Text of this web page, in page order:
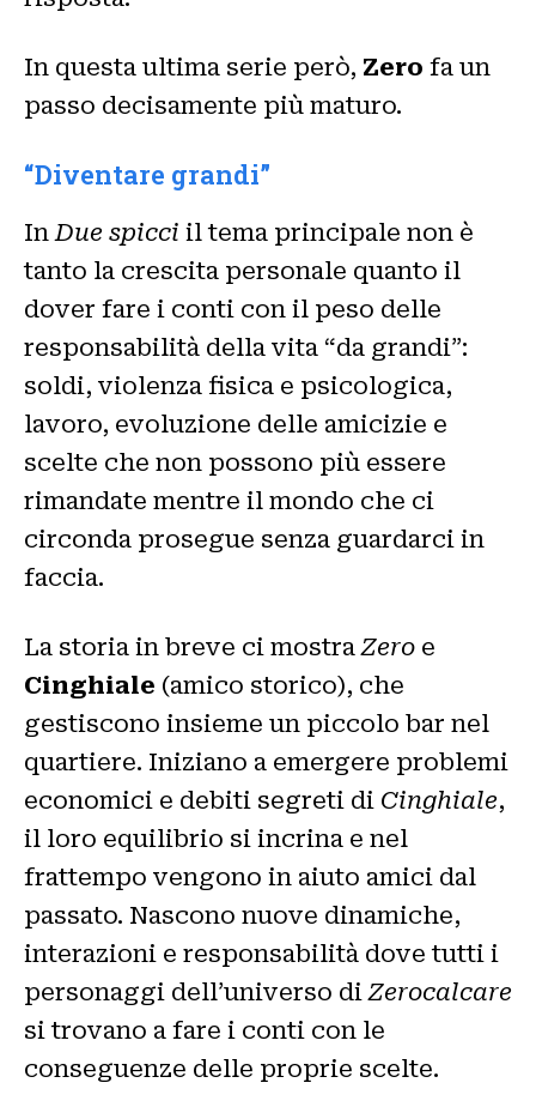
In questa ultima serie però, Zero fa un
passo decisamente più maturo.
“Diventare grandi”
InDue spicci il tema principale non è
tanto la crescita personale quanto il
dover fare i conti con il peso delle
responsabilità della vita “da grandi”:
soldi, violenza fisica e psicologica,
lavoro, evoluzione delle amicizie e
scelte che non possono più essere
rimandate mentre il mondo che ci
circonda prosegue senza guardarci in
faccia.
La storia in breve ci mostraZero e
Cinghiale (amico storico), che
gestiscono insieme un piccolo bar nel
quartiere. Iniziano a emergere problemi
economici e debiti segreti di Cinghiale,
il loro equilibrio si incrina e nel
frattempo vengono in aiuto amici dal
passato. Nascono nuove dinamiche,
interazioni e responsabilità dove tutti i
personaggi dell’universo diZerocalcare
si trovano a fare i conti con le
conseguenze delle proprie scelte.